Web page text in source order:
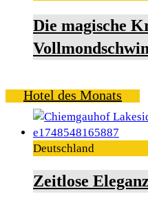
Die magische
Hotel des Monats
Deutschland
Zeitlose